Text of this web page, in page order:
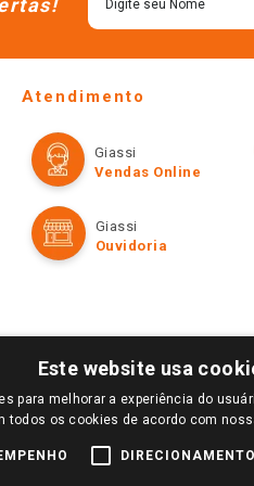
Atendimento
Giassi
Vendas Online
Giassi
Ouvidoria
A LOJA DE SUA PREFERÊNCIA. SOMENTE
PARA COMPRAS REALIZADAS NO
DE BUSCAS.
Este website usa
para melhorar a experiência do
todos os cookies de acordo com
DIRECIONAMENTO